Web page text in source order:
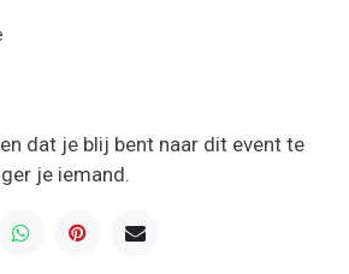
dat je blij bent naar dit event te
je iemand.